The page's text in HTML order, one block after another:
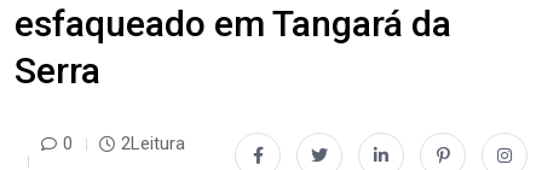
esfaqueado em Tangará da
Serra
0 2Leitura